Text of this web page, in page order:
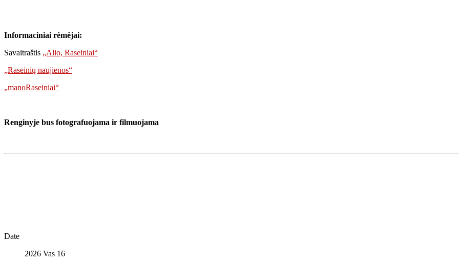
Informaciniai rėmėjai:
Savaitraštis „Alio, Raseiniai“
„Raseinių naujienos“
„manoRaseiniai“
Renginyje bus fotografuojama ir filmuojama
Date
2026 Vas 16